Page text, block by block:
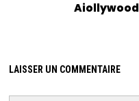
Aiollywood
LAISSER UN COMMENTAIRE